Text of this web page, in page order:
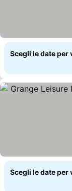
Scegli le date per
Scegli le date per